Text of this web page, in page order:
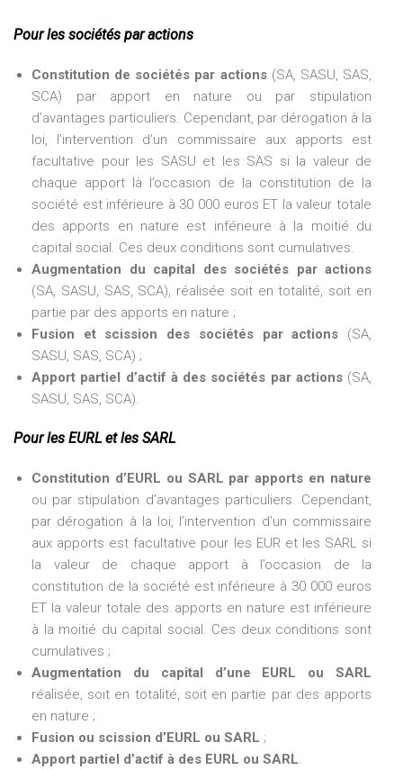
Pour les sociétés par actions
Constitution de sociétés par actions(SA, SASU, SAS,
SCA) par apport en nature ou par stipulation
d’avantages particuliers. Cependant, par dérogation à la
loi, l’intervention d’un commissaire aux apports est
facultative pour les SASU et les SAS si la valeur de
chaque apport là l’occasion de la constitution de la
société est inférieure à 30 000 euros ET la valeur totale
des apports en nature est inférieure à la moitié du
capital social. Ces deux conditions sont cumulatives.
Augmentation du capital des sociétés par actions
(SA, SASU, SAS, SCA), réalisée soit en totalité, soit en
partie par des apports en nature ;
Fusion et scission des sociétés par actions (SA,
SASU, SAS, SCA) ;
Apport partiel d’actif à des sociétés par actions(SA,
SASU, SAS, SCA).
Pour les EURL et les SARL
Constitution d’EURL ou SARL par apports en nature
ou par stipulation d’avantages particuliers. Cependant,
par dérogation à la loi, l’intervention d’un commissaire
aux apports est facultative pour les EUR et les SARL si
la valeur de chaque apport à l’occasion de la
constitution de la société est inférieure à 30 000 euros
ET la valeur totale des apports en nature est inférieure
à la moitié du capital social. Ces deux conditions sont
cumulatives ;
Augmentation du capital d’une EURL ou SARL
réalisée, soit en totalité, soit en partie par des apports
en nature ;
Fusion ou scission d’EURL ou SARL ;
Apport partiel d’actif à des EURL ou SARL.